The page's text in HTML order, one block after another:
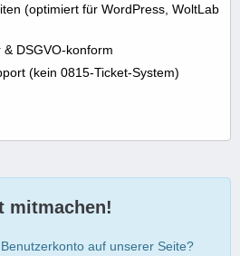
(optimiert für WordPress, WoltLab
DSGVO-konform
(kein 0815-Ticket-System)
mitmachen!
auf unserer Seite?